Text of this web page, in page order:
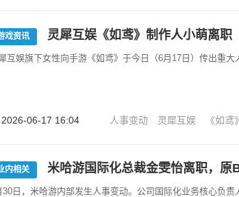
戏资讯 灵犀互娱《如鸢》制作人小萌离职
互娱旗下女性向手游《如鸢》于今日（6月17日）传出重大
2026-06-17 16:04 人事变动 灵犀互娱 《如鸢》
内相关 米哈游国际化总裁金雯怡离职，原
30日，米哈游内部发生人事变动。公司国际化业务核心负责